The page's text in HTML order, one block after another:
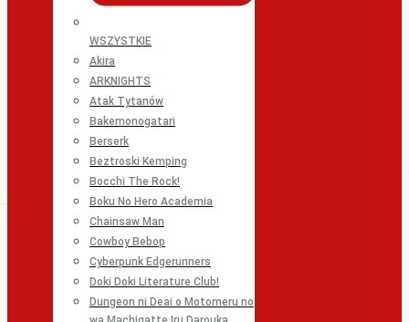
WSZYSTKIE
Akira
ARKNIGHTS
Atak Tytanów
Bakemonogatari
Berserk
Beztroski Kemping
Bocchi The Rock!
Boku No Hero Academia
Chainsaw Man
Cowboy Bebop
Cyberpunk Edgerunners
Doki Doki Literature Club!
Dungeon ni Deai o Motomeru no